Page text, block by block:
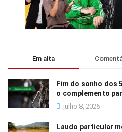
Em alta
Fim do sonho dos
o complemento
julho 8, 2026
Laudo particular